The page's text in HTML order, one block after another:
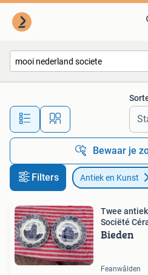
Alle
Bewaar je
Filters Antiek en Kunst
Twee
Sociëté
Bieden
Feanwâlden